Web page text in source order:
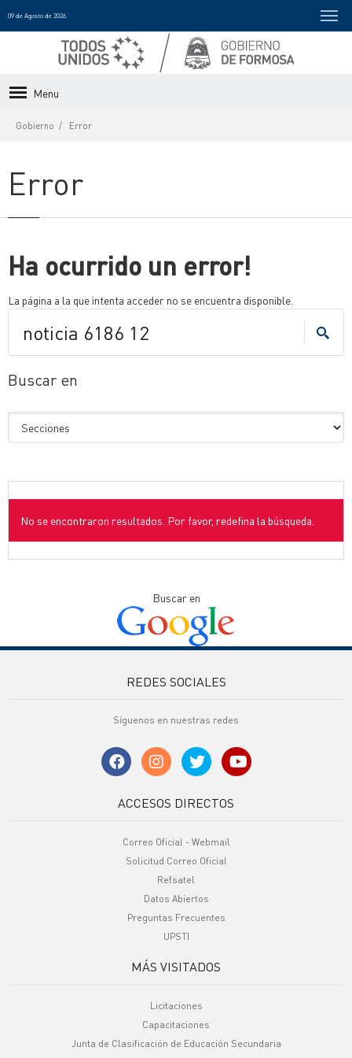
09 de Agosto de 2026
Menu
Gobierno Error
Error
Ha ocurrido un error!
La página a la que intenta acceder no se encuentra disponible.
Buscar en
No se encontraron resultados. Por favor, redefina la búsqueda.
Buscar en
REDES SOCIALES
Síguenos en nuestras redes
ACCESOS DIRECTOS
Correo Oficial - Webmail
Solicitud Correo Oficial
Refsatel
Datos Abiertos
Preguntas Frecuentes
UPSTI
MÁS VISITADOS
Licitaciones
Capacitaciones
Junta de Clasificación de Educación Secundaria